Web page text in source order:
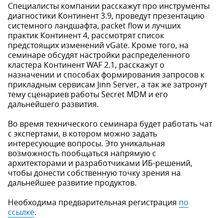
Специалисты компании расскажут про инструменты
диагностики Континент 3.9, проведут презентацию
системного ландшафта, packet flow и лучших
практик Континент 4, рассмотрят список
предстоящих изменений vGate. Кроме того, на
семинаре обсудят настройки распределенного
кластера Континент WAF 2.1, расскажут о
назначении и способах формирования запросов к
прикладным сервисам Jinn Server, а так же затронут
тему сценариев работы Secret MDM и его
дальнейшего развития.
Во время технического семинара будет работать чат
с экспертами, в котором можно задать
интересующие вопросы. Это уникальная
возможность пообщаться напрямую с
архитекторами и разработчиками ИБ-решений,
чтобы донести собственную точку зрения на
дальнейшее развитие продуктов.
Необходима предварительная регистрация по
ссылке.